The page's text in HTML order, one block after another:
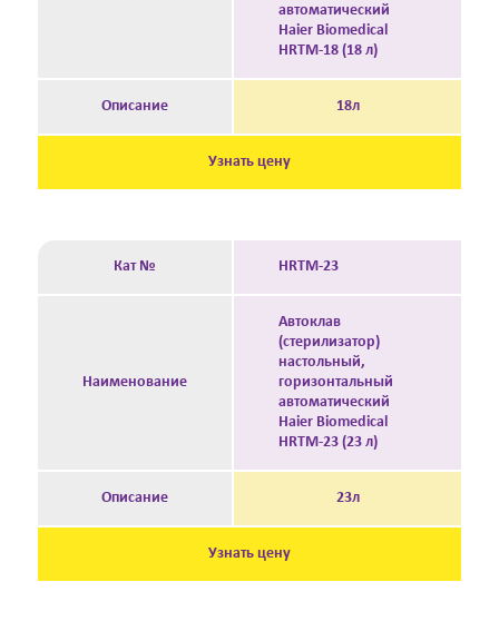
автоматический
Haier Biomedical
HRTM-18 (18 л)
Описание 18л
Узнать цену
Кат № HRTM-23
Наименование
Автоклав
(стерилизатор)
настольный,
горизонтальный
автоматический
Haier Biomedical
HRTM-23 (23 л)
Описание 23л
Узнать цену